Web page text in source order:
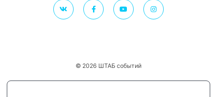
© 2026 ШТАБ событий